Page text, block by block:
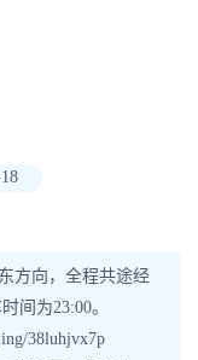
方向，全程共途经
间为23:00。
38luhjvx7p